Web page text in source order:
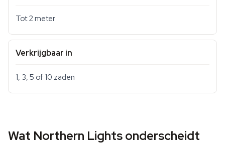
Tot 2 meter
Verkrijgbaar in
1, 3, 5 of 10 zaden
Wat Northern Lights onderscheidt